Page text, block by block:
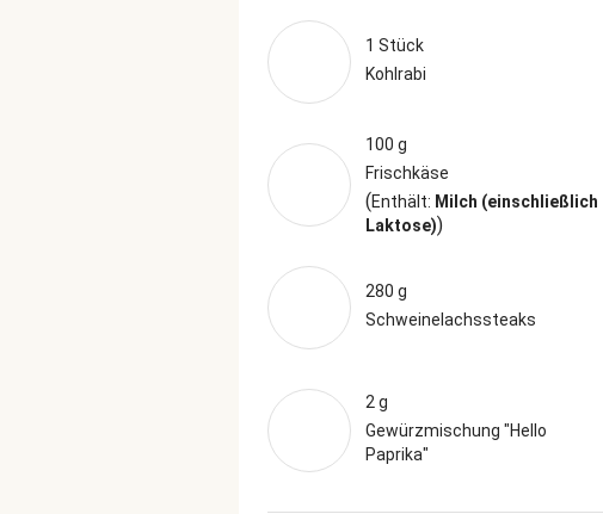
1 Stück
Kohlrabi
100 g
Frischkäse
(Enthält: Milch (einschließlich
Laktose))
280 g
Schweinelachssteaks
2 g
Gewürzmischung "Hello
Paprika"